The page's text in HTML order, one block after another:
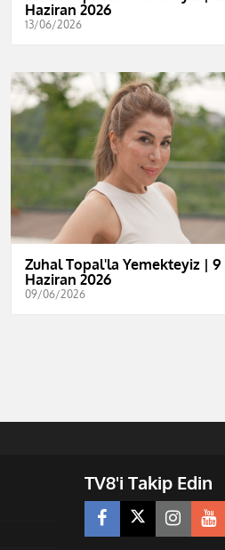
Haziran 2026
13/06/2026
Zuhal Topal'la Yemekteyiz | 9
Haziran 2026
09/06/2026
TV8'i Takip Edin